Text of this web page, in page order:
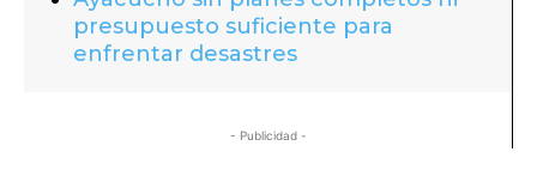
presupuesto suficiente para
enfrentar desastres
- Publicidad -